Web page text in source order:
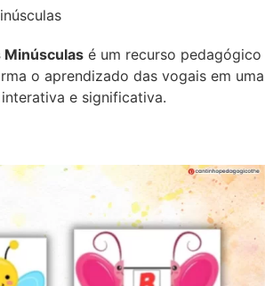
Minúsculas é um recurso pedagógico
o aprendizado das vogais em uma
e significativa.